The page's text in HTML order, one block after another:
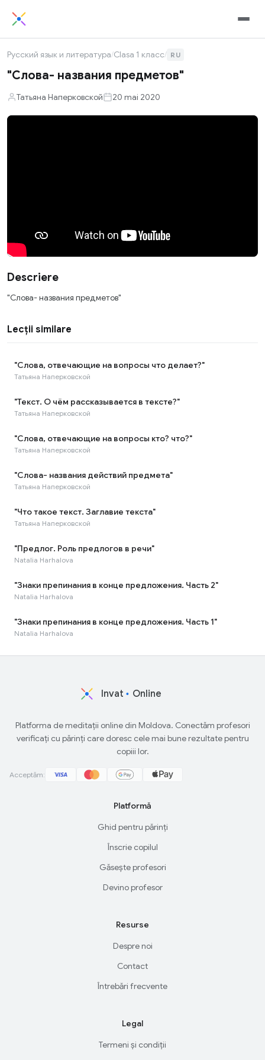
Русский язык и литература/Clasa 1 класс/ RU
"Слова- названия предметов"
Татьяна Наперковской 20 mai 2020
Descriere
"Слова- названия предметов"
Lecții similare
"Слова, отвечающие на вопросы что делает?"
Татьяна Наперковской
"Текст. О чём рассказывается в тексте?"
Татьяна Наперковской
"Слова, отвечающие на вопросы кто? что?"
Татьяна Наперковской
"Слова- названия действий предмета"
Татьяна Наперковской
"Что такое текст. Заглавие текста"
Татьяна Наперковской
"Предлог. Роль предлогов в речи"
Natalia Harhalova
"Знаки препинания в конце предложения. Часть 2"
Natalia Harhalova
"Знаки препинания в конце предложения. Часть 1"
Natalia Harhalova
Invat Online
Platforma de meditații online din Moldova. Conectăm profesori
verificați cu părinți care doresc cele mai bune rezultate pentru
copiii lor.
Acceptăm:
Platformă
Ghid pentru părinți
Înscrie copilul
Găsește profesori
Devino profesor
Resurse
Despre noi
Contact
Întrebări frecvente
Legal
Termeni și condiții